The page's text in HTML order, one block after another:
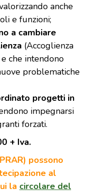
anche
e funzioni;
a cambiare
(Accoglienza
che intendono
problematiche
progetti in
impegnarsi
forzati.
+ Iva.
possono
al
la circolare del